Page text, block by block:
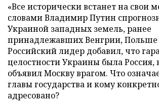
«Все исторически встанет на свои
словами Владимир Путин
Украиной западных земель, ранее
принадлежавших Венгрии,
Российский лидер добавил, что
целостности Украины была Россия,
объявил Москву врагом. Что
главы государства и кому
адресовано?